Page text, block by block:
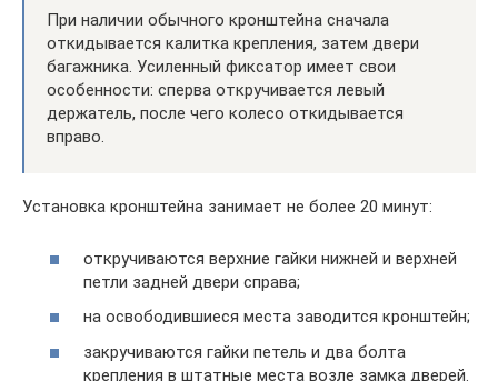
При наличии обычного кронштейна сначала
откидывается калитка крепления, затем двери
багажника. Усиленный фиксатор имеет свои
особенности: сперва откручивается левый
держатель, после чего колесо откидывается
вправо.
Установка кронштейна занимает не более 20 минут:
откручиваются верхние гайки нижней и верхней
петли задней двери справа;
на освободившиеся места заводится кронштейн;
закручиваются гайки петель и два болта
крепления в штатные места возле замка дверей.